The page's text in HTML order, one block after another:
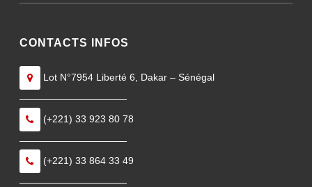
CONTACTS INFOS
Lot N°7954 Liberté 6, Dakar – Sénégal
———————————
(+221) 33 923 80 78
———————————
(+221) 33 864 33 49
———————————